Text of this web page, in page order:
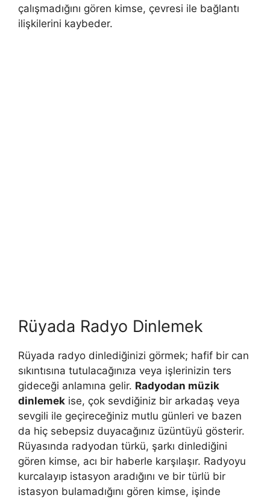
çalışmadığını gören kimse, çevresi ile bağlantı
ilişkilerini kaybeder.
Rüyada Radyo Dinlemek
Rüyada radyo dinlediğinizi görmek; hafif bir can
sıkıntısına tutulacağınıza veya işlerinizin ters
gideceği anlamına gelir. Radyodan müzik
dinlemek ise, çok sevdiğiniz bir arkadaş veya
sevgili ile geçireceğiniz mutlu günleri ve bazen
da hiç sebepsiz duyacağınız üzüntüyü gösterir.
Rüyasında radyodan türkü, şarkı dinlediğini
gören kimse, acı bir haberle karşılaşır. Radyoyu
kurcalayıp istasyon aradığını ve bir türlü bir
istasyon bulamadığını gören kimse, işinde